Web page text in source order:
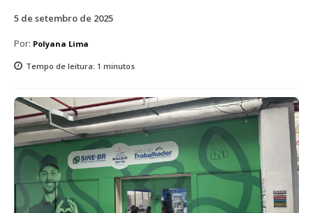
5 de setembro de 2025
Por: Polyana Lima
Tempo de leitura: 1 minutos